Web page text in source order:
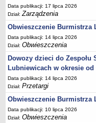
Leśnictwo
Łowiectwo
Powszechny spis rolny
GMINNA KOMISJA
ORGANIZACJE POZARZĄDOWE
Ogłoszenia o
Roczny program
Sprawozdania
REJESTR INSTYTUCJI KULTURY
Rejestry
Data publikacji: 17 lipca 2026
Dział:Zarządzenia
Obwieszczenie Burmistrza
Data publikacji: 14 lipca 2026
Dział:Obwieszczenia
Dowozy dzieci do
Lubniewicach w okresie od
Data publikacji: 14 lipca 2026
Dział:Przetargi
Obwieszczenie Burmistrza
Data publikacji: 10 lipca 2026
Dział:Obwieszczenia